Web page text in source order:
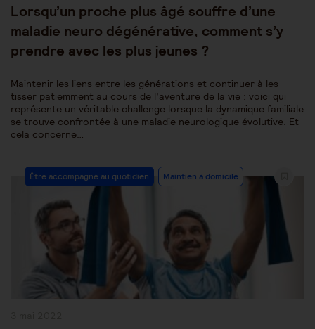
Lorsqu’un proche plus âgé souffre d’une
maladie neuro dégénérative, comment s’y
prendre avec les plus jeunes ?
Maintenir les liens entre les générations et continuer à les
tisser patiemment au cours de l’aventure de la vie : voici qui
représente un véritable challenge lorsque la dynamique familiale
se trouve confrontée à une maladie neurologique évolutive. Et
cela concerne…
Post
Category:
Être accompagné au quotidien Maintien à domicile